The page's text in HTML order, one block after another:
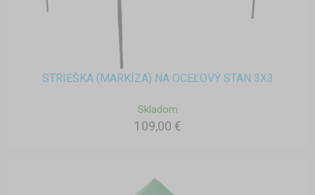
STRIEŠKA (MARKÍZA) NA OCEĽOVÝ STAN 3X3
Skladom
109,00 €